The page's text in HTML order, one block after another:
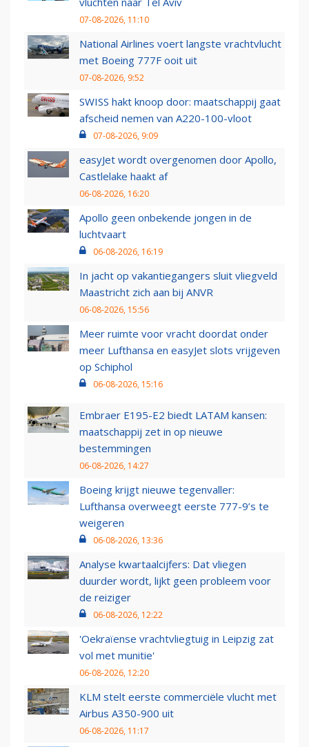
07-08-2026, 11:10
National Airlines voert langste vrachtvlucht
met Boeing 777F ooit uit
07-08-2026, 9:52
SWISS hakt knoop door: maatschappij gaat
afscheid nemen van A220-100-vloot
07-08-2026, 9:09
easyJet wordt overgenomen door Apollo,
Castlelake haakt af
06-08-2026, 16:20
Apollo geen onbekende jongen in de
luchtvaart
06-08-2026, 16:19
In jacht op vakantiegangers sluit vliegveld
Maastricht zich aan bij ANVR
06-08-2026, 15:56
Meer ruimte voor vracht doordat onder
meer Lufthansa en easyJet slots vrijgeven
op Schiphol
06-08-2026, 15:16
Embraer E195-E2 biedt LATAM kansen:
maatschappij zet in op nieuwe
bestemmingen
06-08-2026, 14:27
Boeing krijgt nieuwe tegenvaller:
Lufthansa overweegt eerste 777-9’s te
weigeren
06-08-2026, 13:36
Analyse kwartaalcijfers: Dat vliegen
duurder wordt, lijkt geen probleem voor
de reiziger
06-08-2026, 12:22
'Oekraïense vrachtvliegtuig in Leipzig zat
vol met munitie'
06-08-2026, 12:20
KLM stelt eerste commerciële vlucht met
Airbus A350-900 uit
06-08-2026, 11:17